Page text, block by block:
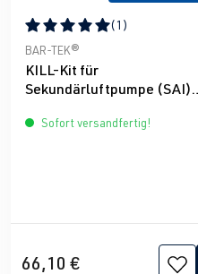
5 Sternen
Durchschnittliche
(1)
BAR-TEK®
KILL-Kit für
Sekundärluftpumpe (SAI)
Sofort versandfertig!
66,10 €